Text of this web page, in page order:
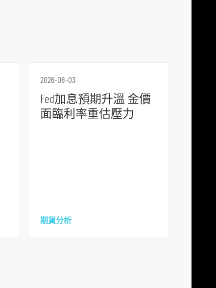
2026-08-03
Fed加息預期升溫 金價
面臨利率重估壓力
期貨分析